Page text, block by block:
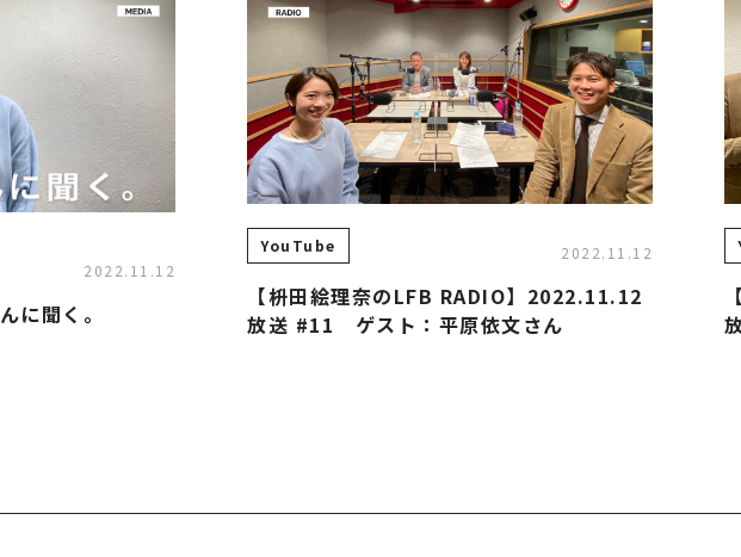
企業情報
グループ各社概要
田村ビルズグループ
事業案内
建築・不動産事業
TAMURA PHILOSOPHY
TAMURA MEDIA
メディア実績
2022.11.12
に聞く。
YouTube 2022.11.12
【枡田絵理奈のLFB RADIO】2022.11.12
放送 #11 ゲスト：平原依文さん